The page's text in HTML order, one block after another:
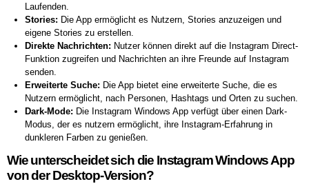
Laufenden.
Stories: Die App ermöglicht es Nutzern, Stories anzuzeigen und
eigene Stories zu erstellen.
Direkte Nachrichten: Nutzer können direkt auf die Instagram Direct-
Funktion zugreifen und Nachrichten an ihre Freunde auf Instagram
senden.
Erweiterte Suche: Die App bietet eine erweiterte Suche, die es
Nutzern ermöglicht, nach Personen, Hashtags und Orten zu suchen.
Dark-Mode: Die Instagram Windows App verfügt über einen Dark-
Modus, der es nutzern ermöglicht, ihre Instagram-Erfahrung in
dunkleren Farben zu genießen.
Wie unterscheidet sich die Instagram Windows App
von der Desktop-Version?